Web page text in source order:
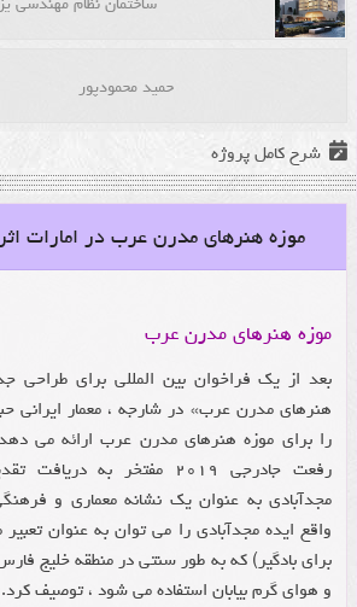
حمید محمودپور
شرح کامل پروژه
موزه هنرهای مدرن عرب در امارات
موزه هنرهای مدرن عرب
بعد از یک فراخوان بین المللی برای طراحی
هنرهای مدرن عرب» در شارجه ، معمار ایرانی
را برای موزه هنرهای مدرن عرب ارائه می
رفعت جادرجی ۲۰۱۹ مفتخر به دریافت تقدیرنامه می شود.
مجدآبادی به عنوان یک نشانه معماری و
واقع ایده مجدآبادی را می توان به عنوان
برای بادگیر) که به طور سنتی در منطقه خلیج
و هوای گرم بیابان استفاده می شود ، توصیف کرد.